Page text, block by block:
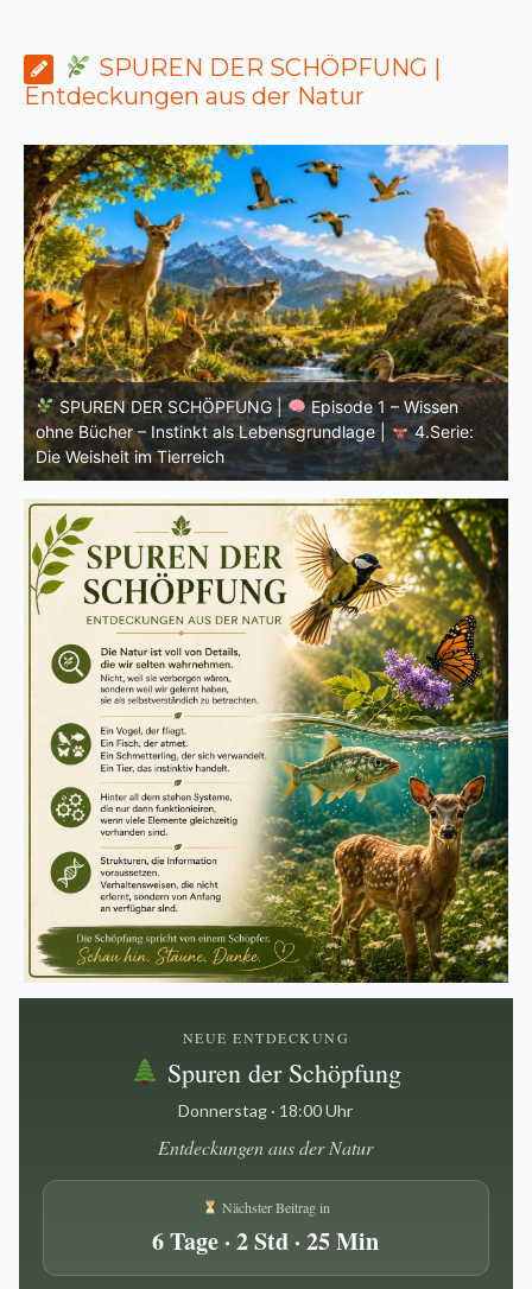
SPUREN DER SCHÖPFUNG |
Entdeckungen aus der Natur
SPUREN DER SCHÖPFUNG |
Einleitung zur vierten
Serie |
Die Weisheit im Tierreich
NEUE ENTDECKUNG
Spuren der Schöpfung
Donnerstag · 18:00 Uhr
Entdeckungen aus der Natur
Nächster Beitrag in
6 Tage · 2 Std · 25 Min